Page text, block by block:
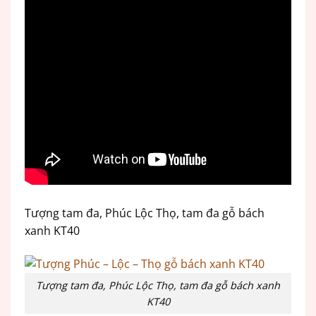
Tượng tam đa, Phúc Lộc Thọ, tam đa gỗ bách
xanh KT40
Tượng tam đa, Phúc Lộc Thọ, tam đa gỗ bách xanh
KT40